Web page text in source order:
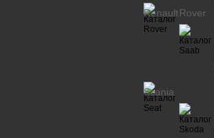
RenaultRover
Scania